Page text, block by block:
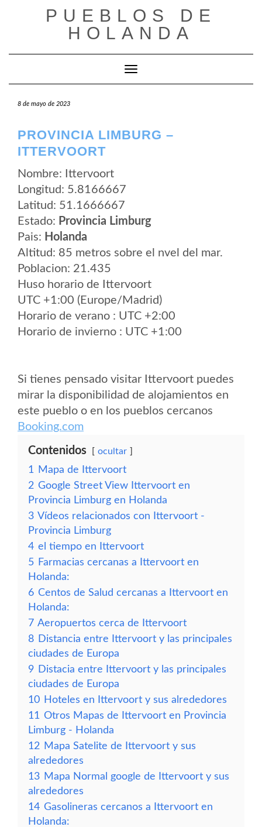
PUEBLOS DE
HOLANDA
Cambiar modo de navegación
8 de mayo de 2023
PROVINCIA LIMBURG –
ITTERVOORT
Nombre: Ittervoort
Longitud: 5.8166667
Latitud: 51.1666667
Estado: Provincia Limburg
Pais: Holanda
Altitud: 85 metros sobre el nvel del mar.
Poblacion: 21.435
Huso horario de Ittervoort
UTC +1:00 (Europe/Madrid)
Horario de verano : UTC +2:00
Horario de invierno : UTC +1:00
Si tienes pensado visitar Ittervoort puedes
mirar la disponibilidad de alojamientos en
este pueblo o en los pueblos cercanos
Booking.com
Contenidos ocultar
1
Mapa de Ittervoort
2 Google Street View Ittervoort en
Provincia Limburg en Holanda
3 Vídeos relacionados con Ittervoort -
Provincia Limburg
4 el tiempo en Ittervoort
5 Farmacias cercanas a Ittervoort en
Holanda:
6 Centos de Salud cercanas a Ittervoort en
Holanda:
7 Aeropuertos cerca de Ittervoort
8 Distancia entre Ittervoort y las principales
ciudades de Europa
9 Distacia entre Ittervoort y las principales
ciudades de Europa
10 Hoteles en Ittervoort y sus alrededores
11 Otros Mapas de Ittervoort en Provincia
Limburg - Holanda
12 Mapa Satelite de Ittervoort y sus
alrededores
13 Mapa Normal google de Ittervoort y sus
alrededores
14 Gasolineras cercanos a Ittervoort en
Holanda: